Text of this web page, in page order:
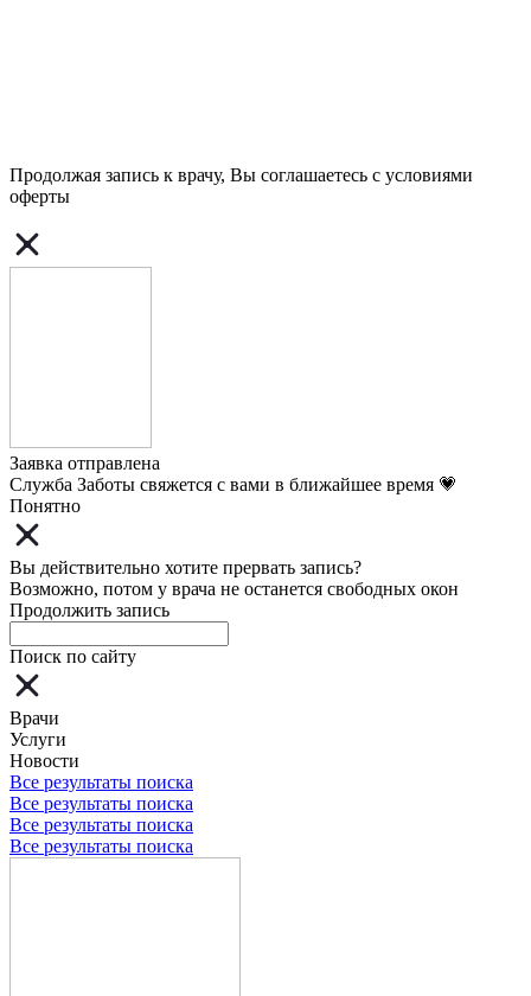
Продолжая запись к врачу, Вы соглашаетесь с условиями
оферты
Заявка отправлена
Служба Заботы свяжется с вами в ближайшее время 💗
Понятно
Вы действительно хотите прервать запись?
Возможно, потом у врача не останется свободных окон
Продолжить запись
Поиск по сайту
Врачи
Услуги
Новости
Все результаты поиска
Все результаты поиска
Все результаты поиска
Все результаты поиска